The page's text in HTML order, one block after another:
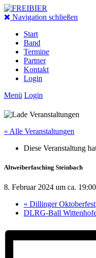
Navigation schließen
Start
Band
Termine
Partner
Kontakt
Login
Menü Login
« Alle Veranstaltungen
Diese Veranstaltung
Altweiberfasching Steinbach
8. Februar 2024 um ca. 19:00
« Dillinger Oktoberfest
DLRG-Ball